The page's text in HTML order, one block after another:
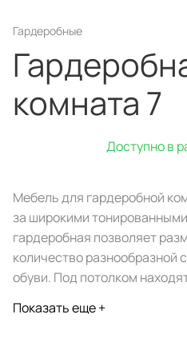
Портфолио проектов
Галерея
Блог
Гардеробные
комната 7
Доступно в
Мебель для гардеробной
за широкими
гардеробная позволяет
количество
обуви. Под потолком
Показать еще +